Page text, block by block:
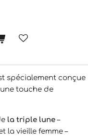
spécialement conçue
touche de
la triple lune–
la vieille femme –